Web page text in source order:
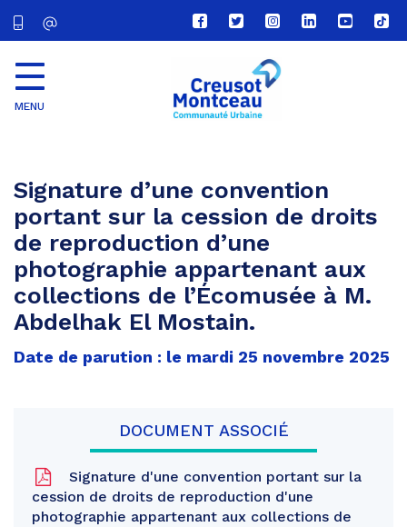
Lien
vers
compte
Facebook
Lien
vers
compte
Twitter
Lien
vers
le
compte
Lien
vers
Lien
vers
Lien
vers
MENU
Signature d’une convention
portant sur la cession de droits
de reproduction d’une
photographie appartenant aux
collections de l’Écomusée à M.
Abdelhak El Mostain.
Date de parution : le mardi 25 novembre 2025
DOCUMENT ASSOCIÉ
Signature d'une convention portant sur la
cession de droits de reproduction d'une
photographie appartenant aux collections de